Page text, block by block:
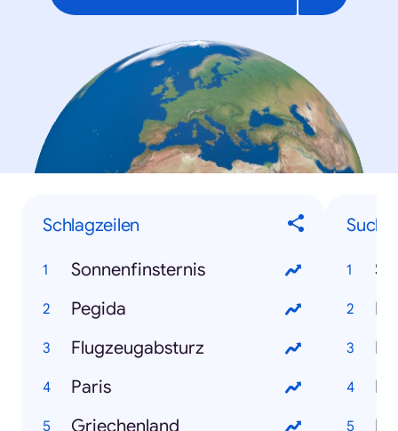
Schlagzeilen
Sonnenfinsternis
Pegida
Flugzeugabsturz
Paris
Griechenland